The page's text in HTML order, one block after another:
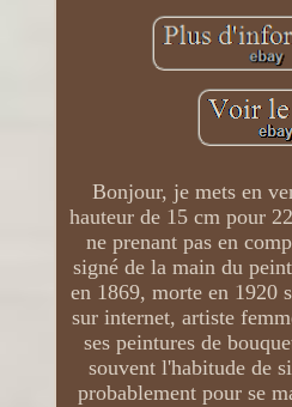
Bonjour, je mets en
hauteur de 15 cm pour
ne prenant pas en
signé de la main du
en 1869, morte en 1920
sur internet, artiste
ses peintures de
souvent l'habitude de
probablement pour se